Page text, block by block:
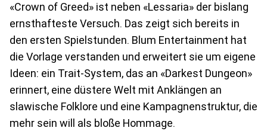
«Crown of Greed» ist neben «Lessaria» der bislang
ernsthafteste Versuch. Das zeigt sich bereits in
den ersten Spielstunden. Blum Entertainment hat
die Vorlage verstanden und erweitert sie um eigene
Ideen: ein Trait-System, das an «Darkest Dungeon»
erinnert, eine düstere Welt mit Anklängen an
slawische Folklore und eine Kampagnenstruktur, die
mehr sein will als bloße Hommage.